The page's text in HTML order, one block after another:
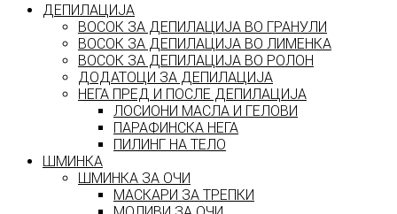
ДЕПИЛАЦИЈА
ВОСОК ЗА ДЕПИЛАЦИЈА ВО ГРАНУЛИ
ВОСОК ЗА ДЕПИЛАЦИЈА ВО ЛИМЕНКА
ВОСОК ЗА ДЕПИЛАЦИЈА ВО РОЛОН
ДОДАТОЦИ ЗА ДЕПИЛАЦИЈА
НЕГА ПРЕД И ПОСЛЕ ДЕПИЛАЦИЈА
ЛОСИОНИ МАСЛА И ГЕЛОВИ
ПАРАФИНСКА НЕГА
ПИЛИНГ НА ТЕЛО
ШМИНКА
ШМИНКА ЗА ОЧИ
МАСКАРИ ЗА ТРЕПКИ